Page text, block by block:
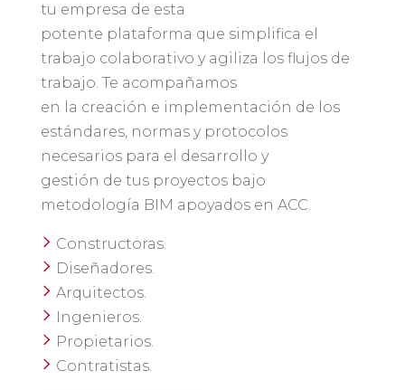
tu empresa de esta
potente plataforma que simplifica el
trabajo colaborativo y agiliza los flujos de
trabajo. Te acompañamos
en la creación e implementación de los
estándares, normas y protocolos
necesarios para el desarrollo y
gestión de tus proyectos bajo
metodología BIM apoyados en ACC.
Constructoras.
Diseñadores.
Arquitectos.
Ingenieros.
Propietarios.
Contratistas.